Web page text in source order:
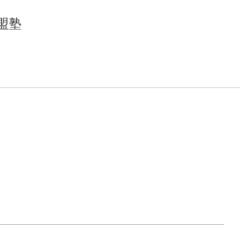
塾